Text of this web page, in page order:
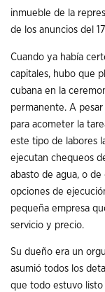
inmueble de la
de los anuncios del
Cuando ya había
capitales, hubo que
cubana en la
permanente. A
para acometer la
este tipo de labores
ejecutan chequeos
abasto de agua, o
opciones de
pequeña empresa
servicio y precio.
Su dueño era un
asumió todos los
que todo estuvo listo